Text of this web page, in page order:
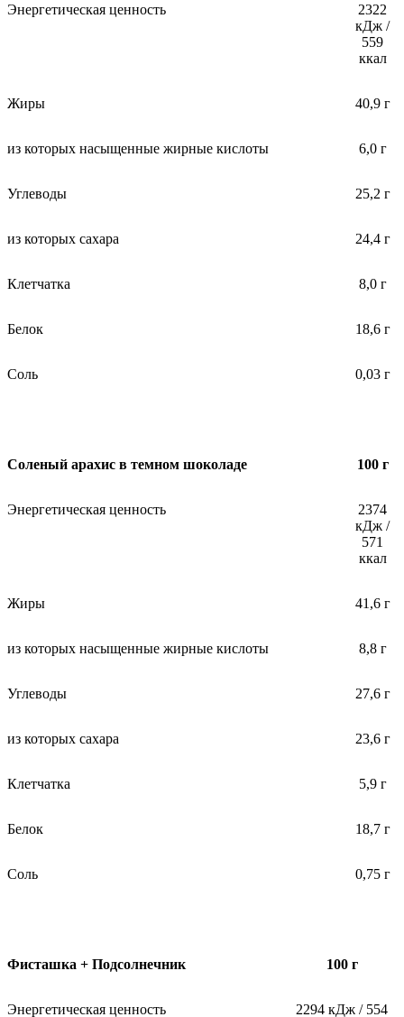
Энергетическая ценность
2322
кДж /
559
ккал
Жиры 40,9 г
из которых насыщенные жирные кислоты 6,0 г
Углеводы 25,2 г
из которых сахара 24,4 г
Клетчатка 8,0 г
Белок 18,6 г
Соль 0,03 г
Соленый арахис в темном шоколаде 100 г
Энергетическая ценность
2374
кДж /
571
ккал
Жиры 41,6 г
из которых насыщенные жирные кислоты 8,8 г
Углеводы 27,6 г
из которых сахара 23,6 г
Клетчатка 5,9 г
Белок 18,7 г
Соль 0,75 г
Фисташка + Подсолнечник 100 г
Энергетическая ценность 2294 кДж / 554